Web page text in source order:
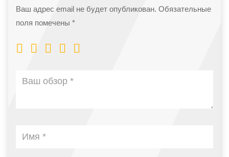
Ваш адрес email не будет опубликован. Обязательные
поля помечены *